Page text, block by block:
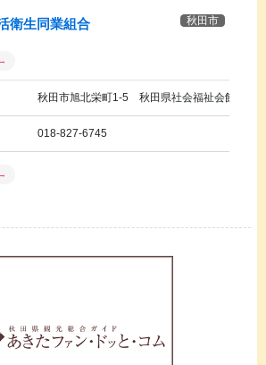
秋田市
衛生同業組合
秋田市旭北栄町1-5 秋田県社会福祉会館６Ｆ
018-827-6745